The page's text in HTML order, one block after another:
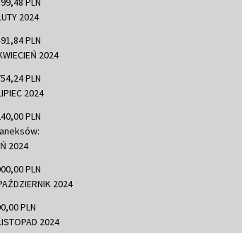
2024
PLN
2024
PLN
2024
PLN
2024
PLN
2024
PLN
2024